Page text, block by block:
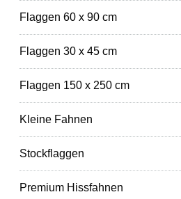
Flaggen 60 x 90 cm
Flaggen 30 x 45 cm
Flaggen 150 x 250 cm
Kleine Fahnen
Stockflaggen
Premium Hissfahnen